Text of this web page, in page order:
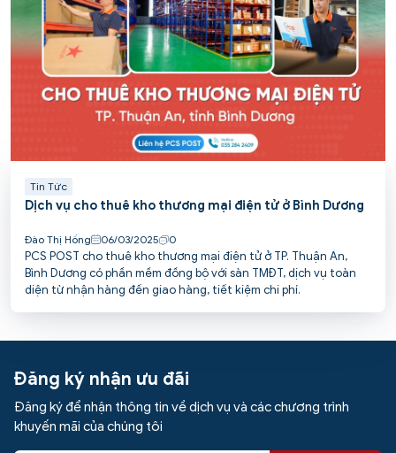
Tin Tức
Dịch vụ cho thuê kho thương mại điện tử ở Bình Dương
Đào Thị Hồng 06/03/2025 0
PCS POST cho thuê kho thương mại điện tử ở TP. Thuận An,
Bình Dương có phần mềm đồng bộ với sàn TMĐT, dịch vụ toàn
diện từ nhận hàng đến giao hàng, tiết kiệm chi phí.
Đăng ký nhận ưu đãi
Đăng ký để nhận thông tin về dịch vụ và các chương trình
khuyến mãi của chúng tôi